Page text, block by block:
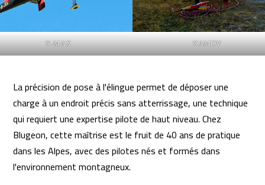
K-MAX KAMOV
La précision de pose à l'élingue permet de déposer une
charge à un endroit précis sans atterrissage, une technique
qui requiert une expertise pilote de haut niveau. Chez
Blugeon, cette maîtrise est le fruit de 40 ans de pratique
dans les Alpes, avec des pilotes nés et formés dans
l'environnement montagneux.